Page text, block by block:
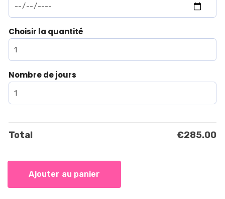
Choisir la quantité
Nombre de jours
Total €285.00
Ajouter au panier